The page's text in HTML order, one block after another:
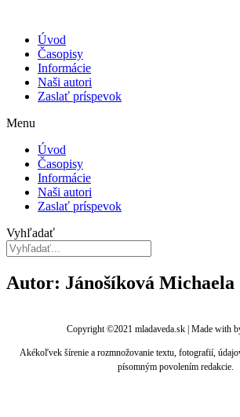
Úvod
Časopisy
Informácie
Naši autori
Zaslať príspevok
Menu
Úvod
Časopisy
Informácie
Naši autori
Zaslať príspevok
Vyhľadať
Autor: Jánošíková Michaela
Copyright ©2021 mladaveda.sk | Made with
Akékoľvek šírenie a rozmnožovanie textu, fotografií,
písomným povolením redakcie.